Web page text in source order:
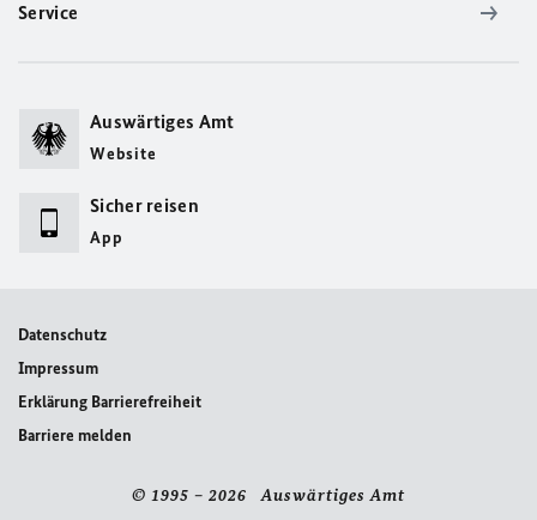
Service
Auswärtiges Amt
Website
Sicher reisen
App
Datenschutz
Impressum
Erklärung Barrierefreiheit
Barriere melden
© 1995 – 2026 Auswärtiges Amt